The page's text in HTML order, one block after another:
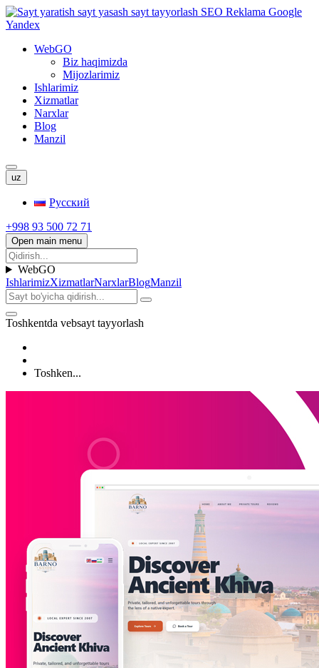
WebGO
Biz haqimizda
Mijozlarimiz
Ishlarimiz
Xizmatlar
Narxlar
Blog
Manzil
uz
Русский
+998 93 500 72 71
Open main menu
WebGO
IshlarimizXizmatlarNarxlarBlogManzil
Toshkentda vebsayt tayyorlash
Toshken...